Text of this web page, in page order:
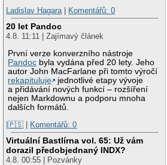
Ladislav Hagara| Komentářů: 0
20 let Pandoc
4.8. 11:11 | Zajímavý článek
První verze konverzního nástroje
Pandoc byla vydána před 20 lety. Jeho
autor John MacFarlane při tomto výročí
rekapituluje
jednotlivé etapy vývoje
a přidávání nových funkcí – rozšíření
nejen Markdownu a podporu mnoha
dalších formátů.
|🇵🇸
Komentářů: 0
Virtuální Bastlírna vol. 65: Už vám
dorazil předobjednaný INDX?
4.8. 00:55 | Pozvánky